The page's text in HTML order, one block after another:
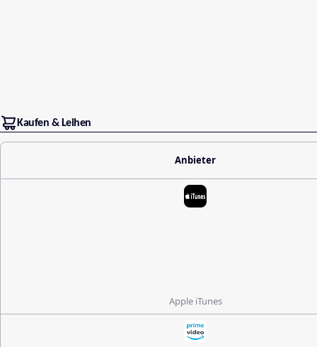
Kaufen & Leihen
Anbieter
Apple iTunes